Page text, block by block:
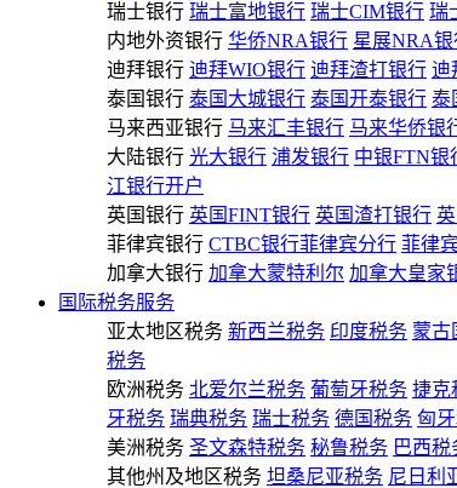
瑞士银行 瑞士富地银行 瑞士CIM银行 瑞
内地外资银行 华侨NRA银行 星展NRA银
迪拜银行 迪拜WIO银行 迪拜渣打银行 迪
泰国银行 泰国大城银行 泰国开泰银行 泰
马来西亚银行 马来汇丰银行 马来华侨银
大陆银行 光大银行 浦发银行 中银FTN银
江银行开户
英国银行 英国FINT银行 英国渣打银行
菲律宾银行 CTBC银行菲律宾分行 菲律
加拿大银行 加拿大蒙特利尔 加拿大皇家
国际税务服务
亚太地区税务 新西兰税务 印度税务 蒙古
税务
欧洲税务 北爱尔兰税务 葡萄牙税务 捷克
牙税务 瑞典税务 瑞士税务 德国税务 匈
美洲税务 圣文森特税务 秘鲁税务 巴西税
其他州及地区税务 坦桑尼亚税务 尼日利